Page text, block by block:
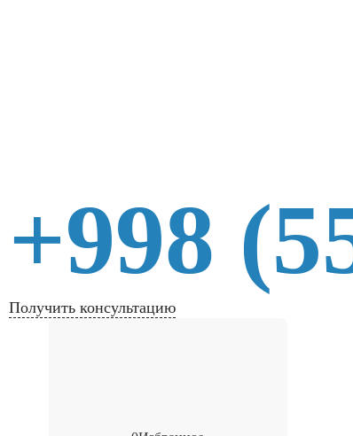
+998
Получить консультацию